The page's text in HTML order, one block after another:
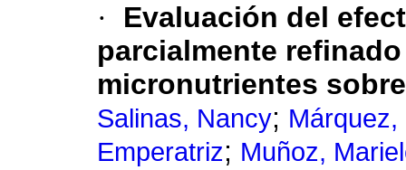
·
Evaluación del
parcialmente
micronutrientes
Salinas, Nancy;
Emperatriz; Muñoz,